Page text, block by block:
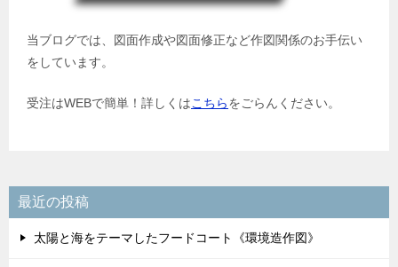
当ブログでは、図面作成や図面修正など作図関係のお手伝い
をしています。
受注はWEBで簡単！詳しくはこちらをごらんください。
最近の投稿
太陽と海をテーマしたフードコート《環境造作図》